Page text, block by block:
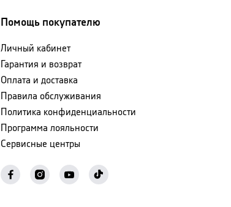
Помощь покупателю
Личный кабинет
Гарантия и возврат
Оплата и доставка
Правила обслуживания
Политика конфиденциальности
Программа лояльности
Сервисные центры